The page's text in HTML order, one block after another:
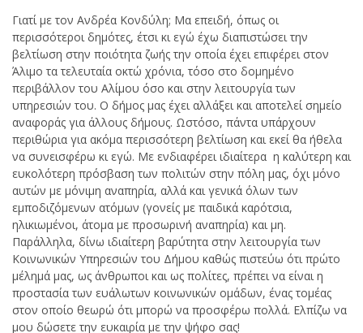
Γιατί με τον Ανδρέα Κονδύλη; Μα επειδή, όπως οι
περισσότεροι δημότες, έτσι κι εγώ έχω διαπιστώσει την
βελτίωση στην ποιότητα ζωής την οποία έχει επιφέρει στον
Άλιμο τα τελευταία οκτώ χρόνια, τόσο στο δομημένο
περιβάλλον του Αλίμου όσο και στην λειτουργία των
υπηρεσιών του. Ο δήμος μας έχει αλλάξει και αποτελεί σημείο
αναφοράς για άλλους δήμους. Ωστόσο, πάντα υπάρχουν
περιθώρια για ακόμα περισσότερη βελτίωση και εκεί θα ήθελα
να συνεισφέρω κι εγώ. Με ενδιαφέρει ιδιαίτερα η καλύτερη και
ευκολότερη πρόσβαση των πολιτών στην πόλη μας, όχι μόνο
αυτών με μόνιμη αναπηρία, αλλά και γενικά όλων των
εμποδιζόμενων ατόμων (γονείς με παιδικά καρότσια,
ηλικιωμένοι, άτομα με προσωρινή αναπηρία) και μη.
Παράλληλα, δίνω ιδιαίτερη βαρύτητα στην λειτουργία των
Κοινωνικών Υπηρεσιών του Δήμου καθώς πιστεύω ότι πρώτο
μέλημά μας, ως άνθρωποι και ως πολίτες, πρέπει να είναι η
προστασία των ευάλωτων κοινωνικών ομάδων, ένας τομέας
στον οποίο θεωρώ ότι μπορώ να προσφέρω πολλά. Ελπίζω να
μου δώσετε την ευκαιρία με την ψήφο σας!